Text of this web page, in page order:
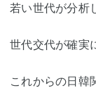
若い世代が分析
世代交代が確実
これからの日韓